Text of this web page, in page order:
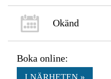
Okänd
Boka online: